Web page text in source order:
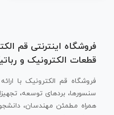
فروشگاه اینترنتی قم
قطعات الکترونیک و
فروشگاه قم الکترونیک با
سنسورها، بردهای توسعه،
همراه مطمئن مهندسان،